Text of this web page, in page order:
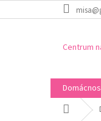
na
Centrum
Domů